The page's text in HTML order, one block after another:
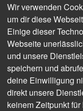
Wir verwenden
um dir diese
Einige dieser
Webseite
und unsere
speichern und
deine Einwilligung
direkt unsere
keinem Zeitpunkt